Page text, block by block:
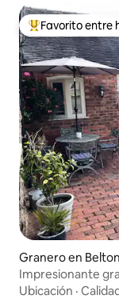
Favorito entre
Favorito entre
Granero en Belton
Impresionante
Ubicación ·